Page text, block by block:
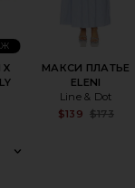
МАКСИ ПЛАТЬЕ
ELENI
Line & Dot
$139 $173